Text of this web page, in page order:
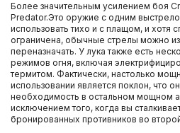
Более значительным усилением боя
Predator.Это оружие с одним
использовать тихо и с плащом, и хотя
ограничена, обычные стрелы можно
переназначать. У лука также есть
режимов огня, включая
термитом. Фактически, настолько
использовании является поклон, что
необходимость в остальном мощном
исключением того, когда вы
бронированных противников во